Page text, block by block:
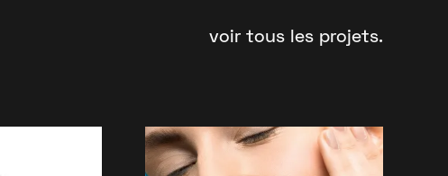
voir tous les projets.